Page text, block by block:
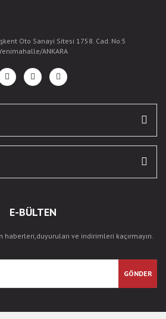
Oto Sanayi Sitesi 1758. Cad. No:5
ANKARA
E-BÜLTEN
haberleri,duyuruları ve indirimleri kaçırmayın.
GÖNDER